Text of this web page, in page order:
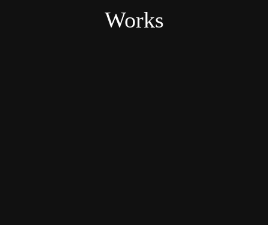
Works